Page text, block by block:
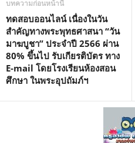
บทความก่อนหน้านี้
ทดสอบออนไลน์ เนื่องในวัน
สำคัญทางพระพุทธศาสนา “วัน
มาฆบูชา” ประจำปี 2566 ผ่าน
80% ขึ้นไป รับเกียรติบัตร ทาง
E-mail โดยโรงเรียนห้องสอน
ศึกษา ในพระอุปถัมภ์ฯ